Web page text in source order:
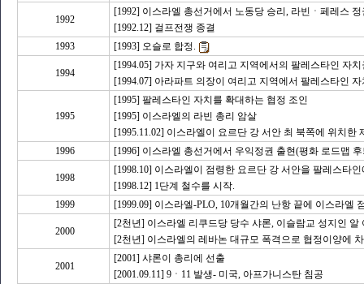
1992
[1992] 이스라엘 총선거에서 노동당 승리, 라빈ㆍ페레스
[1992.12] 걸프전쟁 종결
1993
[1993] 오슬로 합정.
1994
[1994.05] 가자 지구와 여리고 지역에서의 팔레스타인 자
[1994.07] 아라파트 의장이 여리고 지역에서 팔레스타인
1995
[1995] 팔레스타인 자치를 확대하는 협정 조인
[1995] 이스라엘의 라빈 총리 암살
[1995.11.02] 이스라엘이 요르단 강 서안 최 북쪽에 위치
1996
[1996] 이스라엘 총선거에서 우익정권 출현(평화 로드맵
1998
[1998.10] 이스라엘이 점령한 요르단 강 서안을 팔레스타
[1998.12] 1단계 철수를 시작.
1999
[1999.09] 이스라엘-PLO, 10개월간의 난항 끝에 이스라엘
2000
[2천년] 이스라엘 리쿠드당 당수 샤론, 이슬람교 성지인
[2천년] 이스라엘의 레바논 대규모 폭격으로 협정이양에
2001
[2001] 샤론이 총리에 선출
[2001.09.11] 9ㆍ11 발생- 미국, 아프가니스탄 침공